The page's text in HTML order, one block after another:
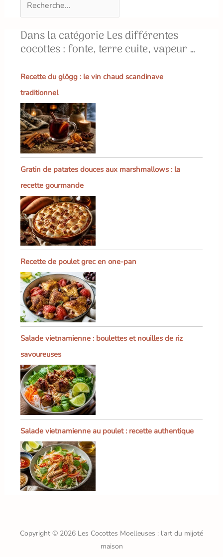
Dans la catégorie Les différentes
cocottes : fonte, terre cuite, vapeur …
Recette du glögg : le vin chaud scandinave
traditionnel
Gratin de patates douces aux marshmallows : la
recette gourmande
Recette de poulet grec en one-pan
Salade vietnamienne : boulettes et nouilles de riz
savoureuses
Salade vietnamienne au poulet : recette authentique
Copyright © 2026 Les Cocottes Moelleuses : l'art du mijoté
maison